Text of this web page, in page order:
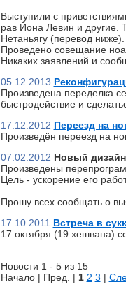
Выступили с
рав Йона Левин и другие.
Нетаньягу (перевод ниже).
Проведено совещание
Никаких заявлений и
05.12.2013
Произведена переделка
быстродействие и
17.12.2012 Переезд на
Произведён переезд на
07.02.2012 Новый дизайн
Произведены
Цель - ускорение его
Прошу всех сообщать о
17.10.2011 Встреча в
17 октября (19 хешвана)
Новости 1 - 5 из 15
Начало | Пред. | 1 2 3 |